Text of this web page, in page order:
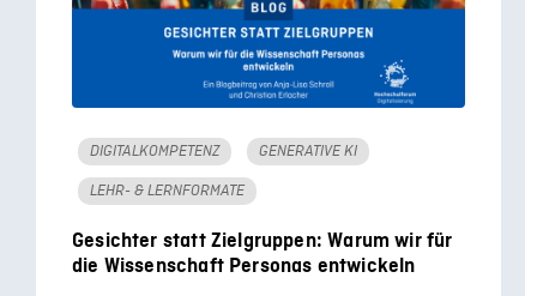
https://digital.uni-
hohenheim.de/fileadmin/einrichtungen/digital/
Hanke, U. (2023, 8. Februar).Lernen und Prüfen in
Lernzieltaxonomie . [Video]. YouTube.
https://www.youtube.com/watch?v=re5j1I6jHTE
Gardner, H., & Davis, K. (2014).
Generation. Yale University Press.
T. S. (1996).Die Struktur wissenschaftlicher
DIGITALKOMPETENZ GENERATIVE KI
LEHR- & LERNFORMATE
Gesichter statt Zielgruppen: Warum wir für
die Wissenschaft Personas entwickeln